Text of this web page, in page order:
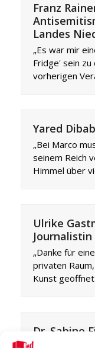
Franz
Landes
„Es war mir
Fridge' sein zu
vorherigen
Yared
„Bei Marco
seinem Reich
Himmel über
Ulrike
Journalistin
„Danke für
privaten
Kunst
Dr. Sabine
Stiftung